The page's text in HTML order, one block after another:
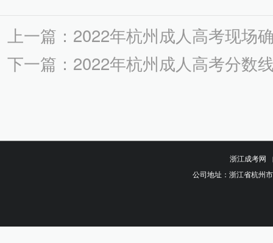
上一篇：2022年杭州成人高考现场
下一篇：2022年杭州成人高考分数
浙江成考网
公司地址：浙江省杭州